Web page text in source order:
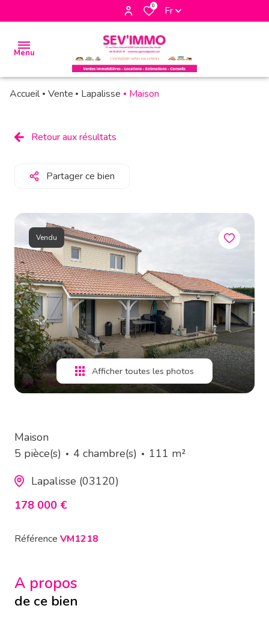
0 Fr
Menu
biens
à la
location
biens
vendus
estimation
alerte
e-
mail
contact
Accueil Vente Lapalisse Maison
Retour aux résultats
Partager ce bien
Vendu
Afficher toutes les photos
Maison
5 pièce(s)
4 chambre(s)
111 m²
Lapalisse (03120)
178 000 €
Référence VM1218
A propos
de ce bien